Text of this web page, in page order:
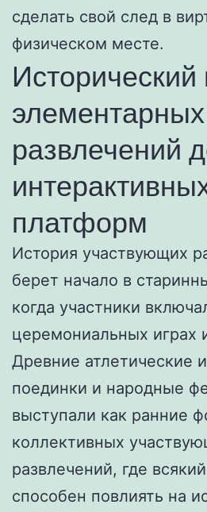
сделать свой след в
физическом месте.
Исторический
элементарных
развлечений
платформ
История участвующих
берет начало в
когда участники
церемониальных играх
Древние атлетические
поединки и народные
выступали как ранние
коллективных
развлечений, где
способен повлиять на